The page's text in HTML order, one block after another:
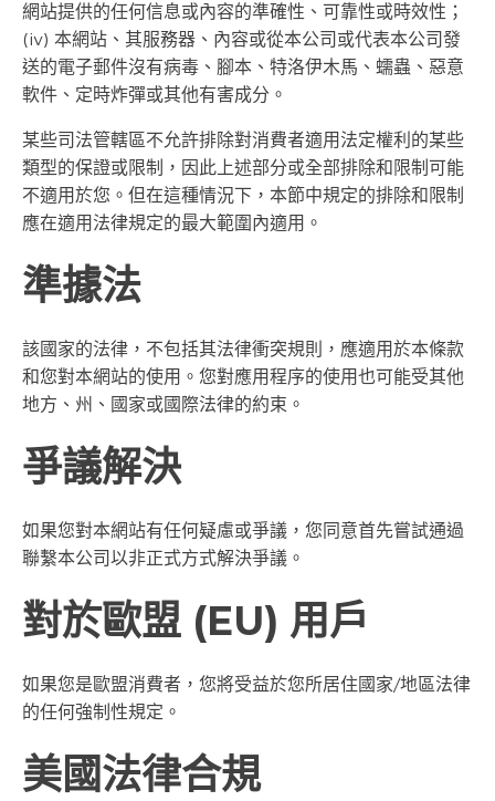
網站提供的任何信息或內容的準確性、可靠性或時效性；
(iv) 本網站、其服務器、內容或從本公司或代表本公司發
送的電子郵件沒有病毒、腳本、特洛伊木馬、蠕蟲、惡意
軟件、定時炸彈或其他有害成分。
某些司法管轄區不允許排除對消費者適用法定權利的某些
類型的保證或限制，因此上述部分或全部排除和限制可能
不適用於您。但在這種情況下，本節中規定的排除和限制
應在適用法律規定的最大範圍內適用。
準據法
該國家的法律，不包括其法律衝突規則，應適用於本條款
和您對本網站的使用。您對應用程序的使用也可能受其他
地方、州、國家或國際法律的約束。
爭議解決
如果您對本網站有任何疑慮或爭議，您同意首先嘗試通過
聯繫本公司以非正式方式解決爭議。
對於歐盟 (EU) 用戶
如果您是歐盟消費者，您將受益於您所居住國家/地區法律
的任何強制性規定。
美國法律合規